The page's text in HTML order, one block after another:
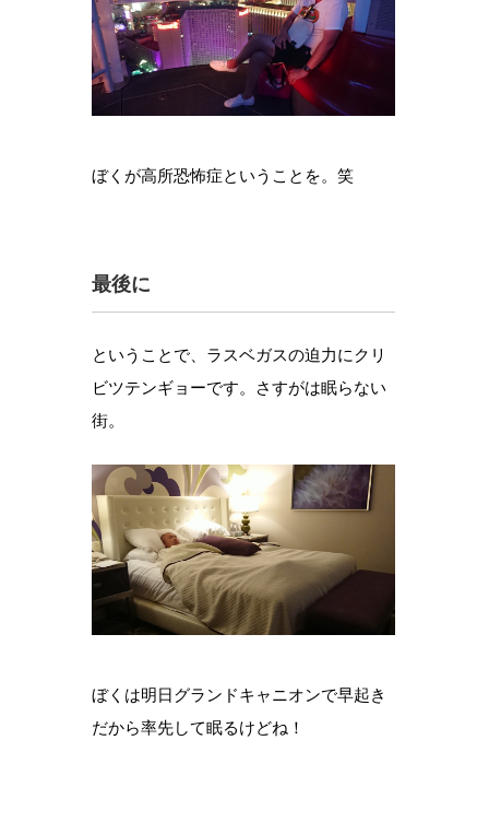
ぼくが高所恐怖症ということを。笑
最後に
ということで、ラスベガスの迫力にクリ
ビツテンギョーです。さすがは眠らない
街。
ぼくは明日グランドキャニオンで早起き
だから率先して眠るけどね！